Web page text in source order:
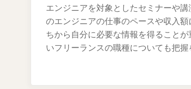
エンジニアを対象としたセミナーや
のエンジニアの仕事のペースや収入
ちから自分に必要な情報を得ること
いフリーランスの職種についても把握